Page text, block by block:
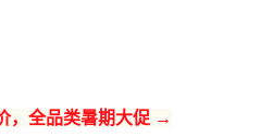
，全品类暑期大促 →